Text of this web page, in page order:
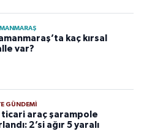
kaç kırsal
var?
GÜNDEMI
ticari araç şarampole
2’si ağır 5 yaralı